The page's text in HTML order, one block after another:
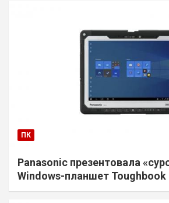
ПК
Panasonic презентовала
Windows-планшет Toughbook